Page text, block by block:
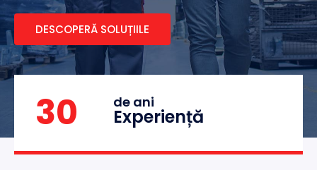
DESCOPERĂ SOLUȚIILE
30 de ani
Experiență